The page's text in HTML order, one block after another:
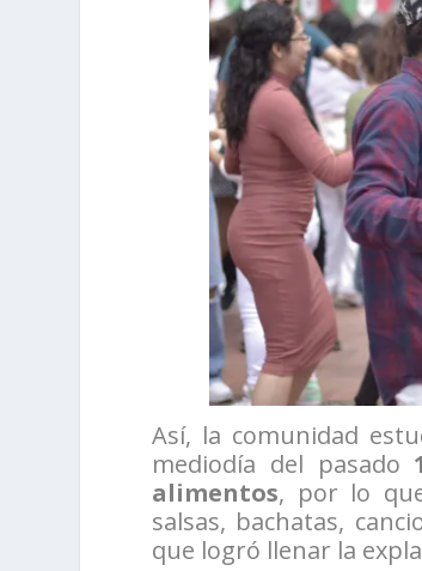
Así, la comunidad
mediodía del pasado
alimentos, por lo
salsas, bachatas,
que logró llenar la